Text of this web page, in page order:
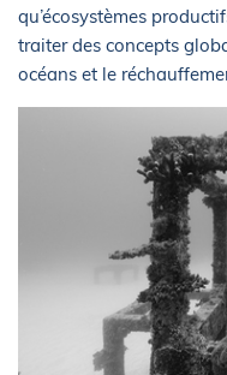
qu’écosystèmes
traiter des concepts
océans et le